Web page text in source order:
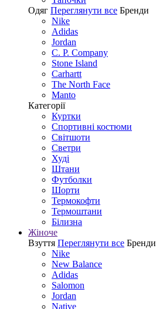
Одяг Переглянути все Бренди
Nike
Adidas
Jordan
C. P. Company
Stone Island
Carhartt
The North Face
Manto
Категорії
Куртки
Спортивні костюми
Світшоти
Светри
Худі
Штани
Футболки
Шорти
Термокофти
Термоштани
Білизна
Жіноче
Взуття Переглянути все Бренди
Nike
New Balance
Adidas
Salomon
Jordan
Native